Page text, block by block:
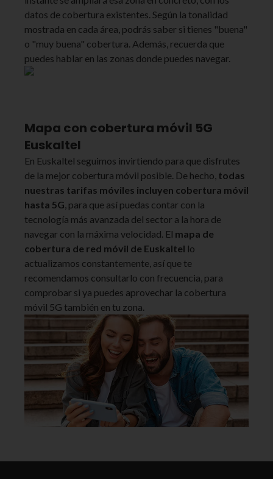
datos de cobertura existentes. Según la tonalidad
mostrada en cada área, podrás saber si tienes "buena"
o "muy buena" cobertura. Además, recuerda que
puedes hablar en las zonas donde puedes navegar.
Mapa con cobertura móvil 5G
Euskaltel
En Euskaltel seguimos invirtiendo para que disfrutes
de la mejor cobertura móvil posible. De hecho, todas
nuestras tarifas móviles incluyen cobertura móvil
hasta 5G, para que así puedas contar con la
tecnología más avanzada del sector a la hora de
navegar con la máxima velocidad. El mapa de
cobertura de red móvil de Euskaltel lo
actualizamos constantemente, así que te
recomendamos consultarlo con frecuencia, para
comprobar si ya puedes aprovechar la cobertura
móvil 5G también en tu zona.